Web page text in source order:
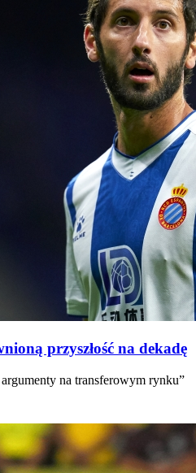
przyszłość na dekadę
na transferowym rynku”